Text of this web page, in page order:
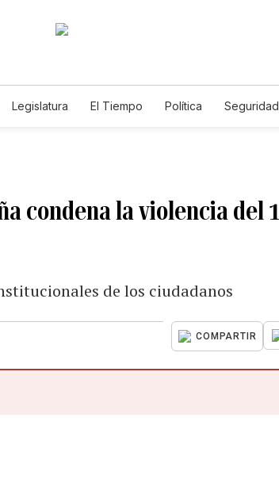
Legislatura El Tiempo Política Seguridad
condena la violencia del 1
de los ciudadanos
COMPARTIR